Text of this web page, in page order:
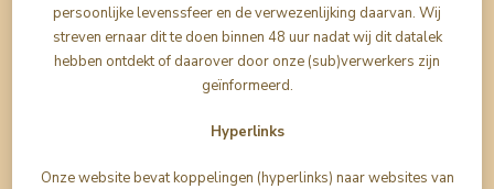
persoonlijke levenssfeer en de verwezenlijking daarvan. Wij
streven ernaar dit te doen binnen 48 uur nadat wij dit datalek
hebben ontdekt of daarover door onze (sub)verwerkers zijn
geïnformeerd.
Hyperlinks
Onze website bevat koppelingen (hyperlinks) naar websites van